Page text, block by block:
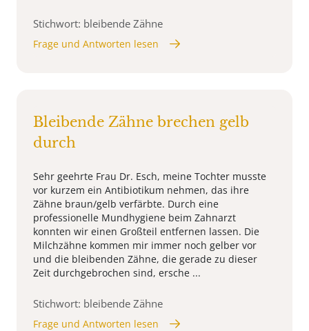
Stichwort: bleibende Zähne
Frage und Antworten lesen
Bleibende Zähne brechen gelb
durch
Sehr geehrte Frau Dr. Esch, meine Tochter musste
vor kurzem ein Antibiotikum nehmen, das ihre
Zähne braun/gelb verfärbte. Durch eine
professionelle Mundhygiene beim Zahnarzt
konnten wir einen Großteil entfernen lassen. Die
Milchzähne kommen mir immer noch gelber vor
und die bleibenden Zähne, die gerade zu dieser
Zeit durchgebrochen sind, ersche ...
Stichwort: bleibende Zähne
Frage und Antworten lesen